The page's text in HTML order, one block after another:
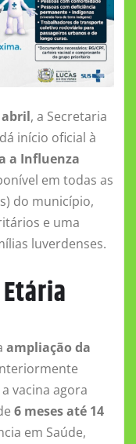
m
abril, a Secretaria
início oficial à
a Influenza
em todas as
do município,
e uma
luverdenses.
ampliação da
vacina agora
6 meses até 14
em Saúde,